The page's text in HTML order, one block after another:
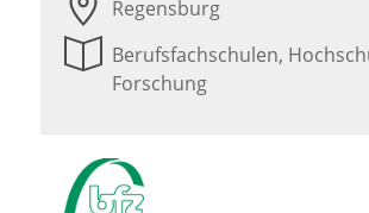
Regensburg
Berufsfachschulen,
Forschung